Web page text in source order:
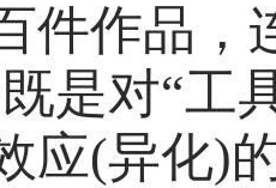
件作品，
是对“工
应(异化)